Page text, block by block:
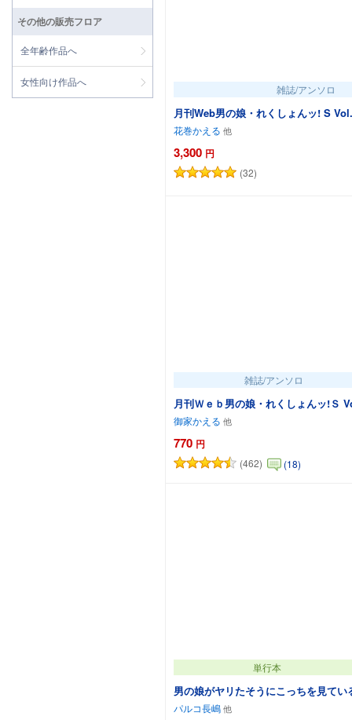
雑誌/アンソロ
月刊Web男の娘・れくしょんッ! S
花巻かえる
3,300 円
(32)
雑誌/アンソロ
月刊Ｗｅ
御家かえる
770 円
(462) (18)
カートに追加
単行本
男の娘がヤリたそうにこっちを見てい
パルコ長嶋
その他の販売フロア
全年齢作品へ
女性向け作品へ